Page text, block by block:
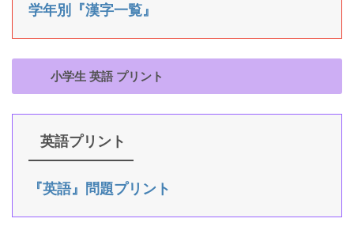
学年別『漢字一覧』
小学生 英語 プリント
英語プリント
『英語』問題プリント